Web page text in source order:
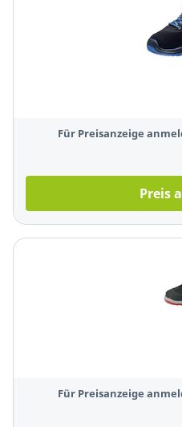
Für Preisanzeige
Preis
Für Preisanzeige